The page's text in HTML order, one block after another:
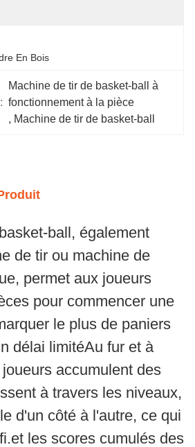
En Bois
Machine de tir de basket-ball à
fonctionnement à la pièce
, Machine de tir de basket-ball
ball, également
de tir ou machine de
permet aux joueurs
pour commencer une
le plus de paniers
délai limitéAu fur et à
accumulent des
à travers les niveaux,
d'un côté à l'autre, ce qui
les scores cumulés des